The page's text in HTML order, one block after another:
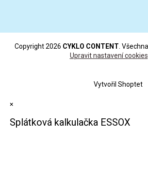
Vytvořil Shoptet
Copyright 2026 CYKLO CONTENT .
Upravit nastavení cookies
×
Splátková kalkulačka ESSOX